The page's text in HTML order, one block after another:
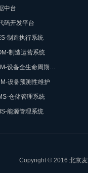
中台
码开发平台
制造执行系统
制造运营系统
EAM-设备全生命周期管理系统
设备预测性维护
仓储管理系统
能源管理系统
Copyright © 2016 北京麦